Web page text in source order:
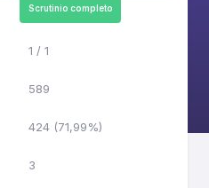
Scrutinio completo
1 / 1
589
424 (71,99%)
3